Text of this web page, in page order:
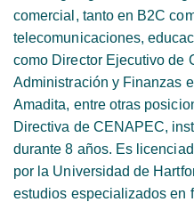
comercial, tanto en B2C
telecomunicaciones,
como Director Ejecutivo de
Administración y Finanzas
Amadita, entre otras
Directiva de CENAPEC,
durante 8 años. Es
por la Universidad de
estudios especializados en